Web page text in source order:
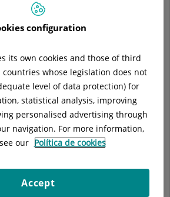
A
General de Catalunya
Ver ficha
configuration
its own cookies and those of third
whose legislation does not
level of data protection) for
statistical analysis, improving
personalised advertising through
navigation. For more information,
our Política de cookies
Accept